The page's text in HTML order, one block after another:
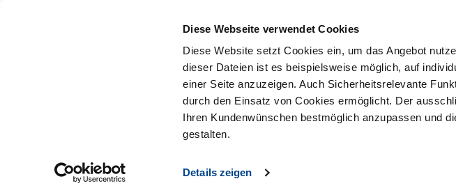
Diese Webseite verwendet Cookies
Diese Website setzt Cookies ein, um das Angebot
dieser Dateien ist es beispielsweise möglich, auf
einer Seite anzuzeigen. Auch Sicherheitsrelevante
durch den Einsatz von Cookies ermöglicht. Der
Ihren Kundenwünschen bestmöglich anzupassen und
gestalten.
Details zeigen
Vorteile